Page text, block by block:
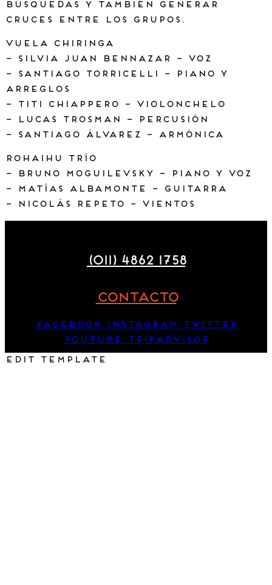
búsquedas y también generar
cruces entre los grupos.
Vuela Chiringa
– Silvia Juan Bennazar – voz
– Santiago Torricelli – piano y
arreglos
– Titi Chiappero – violonchelo
– Lucas Trosman – percusión
– Santiago Álvarez – armónica
Rohaihu Trío
– Bruno Moguilevsky – piano y voz
– Matías Albamonte – guitarra
– Nicolás Repeto – vientos
(011) 4862 1758
CONTACTO
Facebook Instagram
Twitter
Youtube
Tripadvisor
Edit Template